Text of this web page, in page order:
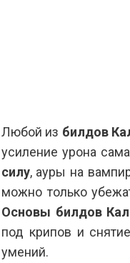
Любой из билдов
усиление урона
силу, ауры на
можно только
Основы билдов
под крипов и
умений.